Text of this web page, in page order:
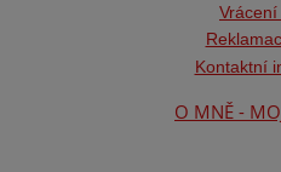
Kontaktní
O MNĚ -